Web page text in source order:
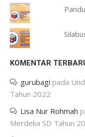
KOMENTAR
gurubagi pada
Tahun 2022
Lisa Nur Rohmah
Merdeka SD Tahun